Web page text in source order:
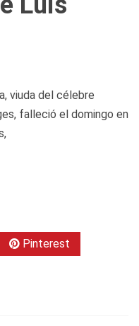
viuda del célebre
falleció el domingo en
Pinterest